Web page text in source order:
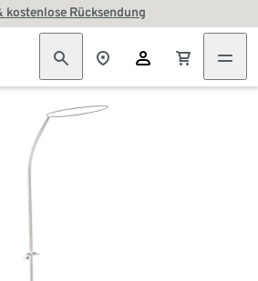
kostenlose Rücksendung